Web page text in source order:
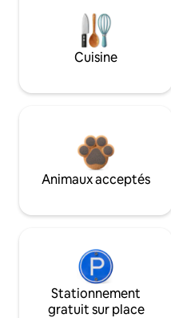
Cuisine
Animaux acceptés
Stationnement
gratuit sur place